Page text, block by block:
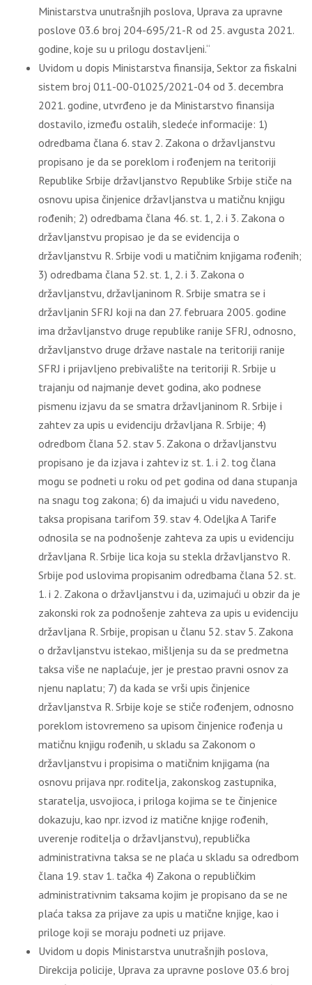
Ministarstva unutrašnjih poslova, Uprava za upravne
poslove 03.6 broj 204-695/21-R od 25. avgusta 2021.
godine, koje su u prilogu dostavljeni.“
Uvidom u dopis Ministarstva finansija, Sektor za fiskalni
sistem broj 011-00-01025/2021-04 od 3. decembra
2021. godine, utvrđeno je da Ministarstvo finansija
dostavilo, između ostalih, sledeće informacije: 1)
odredbama člana 6. stav 2. Zakona o državljanstvu
propisano je da se poreklom i rođenjem na teritoriji
Republike Srbije državljanstvo Republike Srbije stiče na
osnovu upisa činjenice državljanstva u matičnu knjigu
rođenih; 2) odredbama člana 46. st. 1, 2. i 3. Zakona o
državljanstvu propisao je da se evidencija o
državljanstvu R. Srbije vodi u matičnim knjigama rođenih;
3) odredbama člana 52. st. 1, 2. i 3. Zakona o
državljanstvu, državljaninom R. Srbije smatra se i
državljanin SFRJ koji na dan 27. februara 2005. godine
ima državljanstvo druge republike ranije SFRJ, odnosno,
državljanstvo druge države nastale na teritoriji ranije
SFRJ i prijavljeno prebivalište na teritoriji R. Srbije u
trajanju od najmanje devet godina, ako podnese
pismenu izjavu da se smatra državljaninom R. Srbije i
zahtev za upis u evidenciju državljana R. Srbije; 4)
odredbom člana 52. stav 5. Zakona o državljanstvu
propisano je da izjava i zahtev iz st. 1. i 2. tog člana
mogu se podneti u roku od pet godina od dana stupanja
na snagu tog zakona; 6) da imajući u vidu navedeno,
taksa propisana tarifom 39. stav 4. Odeljka A Tarife
odnosila se na podnošenje zahteva za upis u evidenciju
državljana R. Srbije lica koja su stekla državljanstvo R.
Srbije pod uslovima propisanim odredbama člana 52. st.
1. i 2. Zakona o državljanstvu i da, uzimajući u obzir da je
zakonski rok za podnošenje zahteva za upis u evidenciju
državljana R. Srbije, propisan u članu 52. stav 5. Zakona
o državljanstvu istekao, mišljenja su da se predmetna
taksa više ne naplaćuje, jer je prestao pravni osnov za
njenu naplatu; 7) da kada se vrši upis činjenice
državljanstva R. Srbije koje se stiče rođenjem, odnosno
poreklom istovremeno sa upisom činjenice rođenja u
matičnu knjigu rođenih, u skladu sa Zakonom o
državljanstvu i propisima o matičnim knjigama (na
osnovu prijava npr. roditelja, zakonskog zastupnika,
staratelja, usvojioca, i priloga kojima se te činjenice
dokazuju, kao npr. izvod iz matične knjige rođenih,
uverenje roditelja o državljanstvu), republička
administrativna taksa se ne plaća u skladu sa odredbom
člana 19. stav 1. tačka 4) Zakona o republičkim
administrativnim taksama kojim je propisano da se ne
plaća taksa za prijave za upis u matične knjige, kao i
priloge koji se moraju podneti uz prijave.
Uvidom u dopis Ministarstva unutrašnjih poslova,
Direkcija policije, Uprava za upravne poslove 03.6 broj